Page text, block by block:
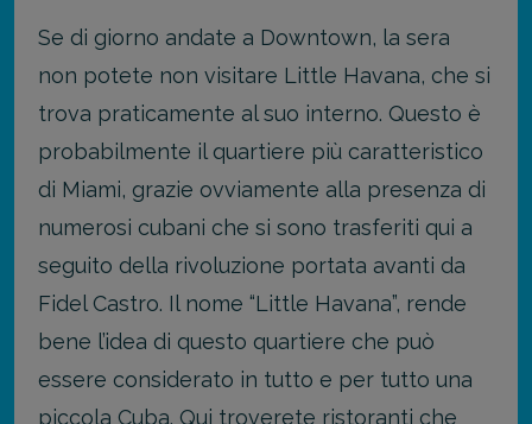
Se di giorno andate a Downtown, la sera
non potete non visitare Little Havana, che si
trova praticamente al suo interno. Questo è
probabilmente il quartiere più caratteristico
di Miami, grazie ovviamente alla presenza di
numerosi cubani che si sono trasferiti qui a
seguito della rivoluzione portata avanti da
Fidel Castro. Il nome “Little Havana”, rende
bene l’idea di questo quartiere che può
essere considerato in tutto e per tutto una
piccola Cuba. Qui troverete ristoranti che